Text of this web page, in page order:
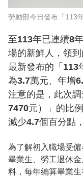
勞動部今日發布「113
至113年已連續8
場的新鮮人，領
最新發布的「113
為3.7萬元、年增
注意的是，此次
7470元）」的比
減少4.7個百分點
為了解初入職場受
畢業生、勞工退休
料，每年編算畢業